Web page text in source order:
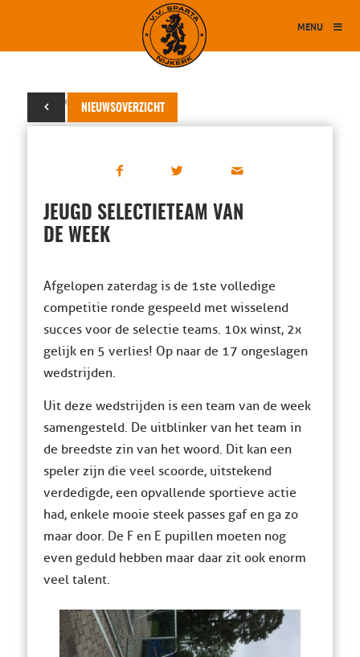
MENU
NIEUWSOVERZICHT
13 september 2015
JEUGD SELECTIETEAM VAN
DE WEEK
Afgelopen zaterdag is de 1ste volledige
competitie ronde gespeeld met wisselend
succes voor de selectie teams. 10x winst, 2x
gelijk en 5 verlies! Op naar de 17 ongeslagen
wedstrijden.
Uit deze wedstrijden is een team van de week
samengesteld. De uitblinker van het team in
de breedste zin van het woord. Dit kan een
speler zijn die veel scoorde, uitstekend
verdedigde, een opvallende sportieve actie
had, enkele mooie steek passes gaf en ga zo
maar door. De F en E pupillen moeten nog
even geduld hebben maar daar zit ook enorm
veel talent.